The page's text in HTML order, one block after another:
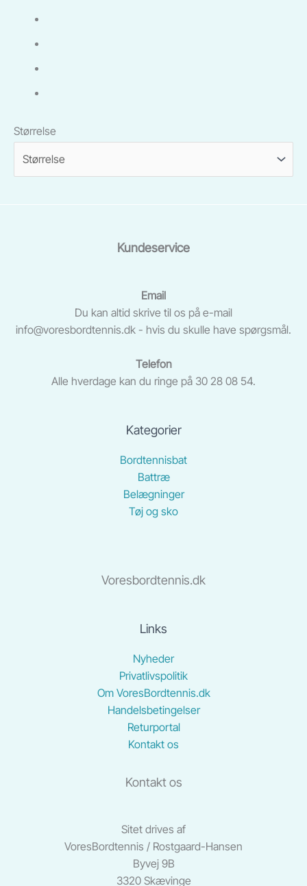
Størrelse
Kundeservice
Email
Du kan altid skrive til os på e-mail
info@voresbordtennis.dk - hvis du skulle have spørgsmål.
Telefon
Alle hverdage kan du ringe på 30 28 08 54.
Kategorier
Bordtennisbat
Battræ
Belægninger
Tøj og sko
Voresbordtennis.dk
Links
Nyheder
Privatlivspolitik
Om VoresBordtennis.dk
Handelsbetingelser
Returportal
Kontakt os
Kontakt os
Sitet drives af
VoresBordtennis / Rostgaard-Hansen
Byvej 9B
3320 Skævinge